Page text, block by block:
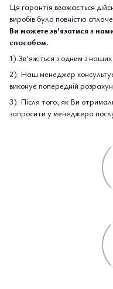
Ця гарантія вважається
виробів була повністю
Ви можете зв'язатися з
способом.
1).Зв'яжіться з одним з
2). Наш менеджер консультує
виконує попередній
3). Після того, як Ви
запросити у менеджера